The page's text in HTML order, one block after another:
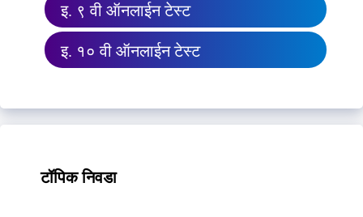
इ. ९ वी ऑनलाईन टेस्ट
इ. १० वी ऑनलाईन टेस्ट
टॉपिक निवडा